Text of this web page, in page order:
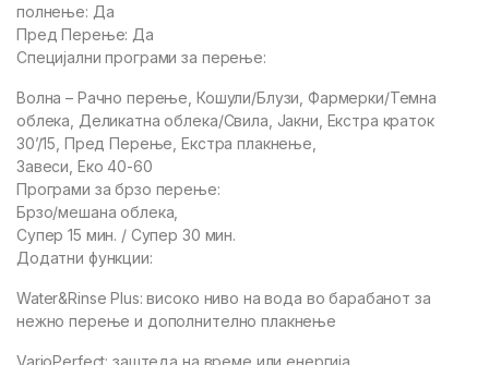
полнење: Да
Пред Перење: Да
Специјални програми за перење:
Волна – Рачно перење, Кошули/Блузи, Фармерки/Темна
облека, Деликатна облека/Свила, Јакни, Екстра краток
30’/15, Пред Перење, Екстра плакнење,
Завеси, Еко 40-60
Програми за брзо перење:
Брзо/мешана облека,
Супер 15 мин. / Супер 30 мин.
Додатни функции:
Water&Rinse Plus: високо ниво на вода во барабанот за
нежно перење и дополнително плакнење
VarioPerfect: заштеда на време или енергија